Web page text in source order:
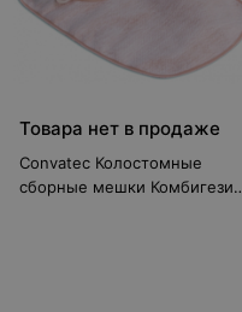
Товара нет в продаже
Convatec Колостомные
сборные мешки Комбигезив